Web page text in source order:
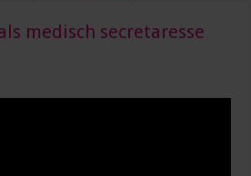
medisch secretaresse